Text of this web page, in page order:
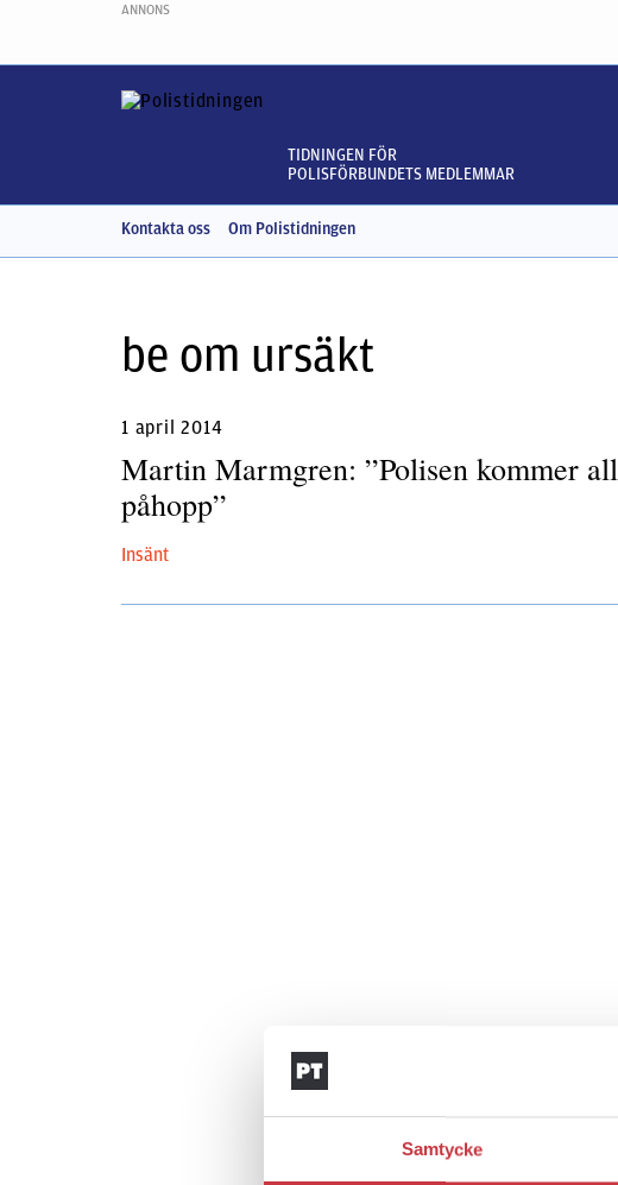
Samtycke
ANNONS
TIDNINGEN FÖR
POLISFÖRBUNDETS MEDLEMMAR
Kontakta oss Om Polistidningen
be om ursäkt
1 april 2014
Martin Marmgren: ”Polisen kommer
påhopp”
Insänt